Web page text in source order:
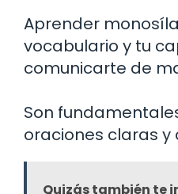
Aprender
vocabulario y tu
comunicarte de
Son
oraciones claras y
Quizás también te